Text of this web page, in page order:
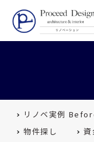
リノベ実例
物件探し
資